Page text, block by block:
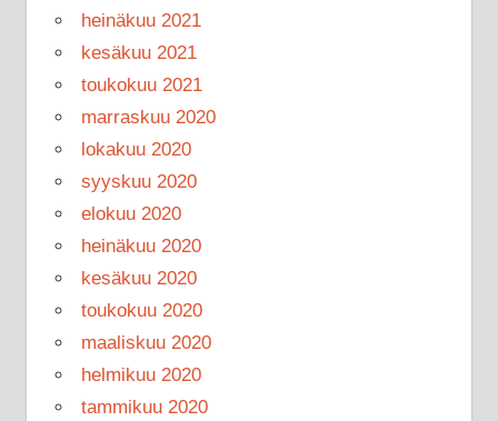
heinäkuu 2021
kesäkuu 2021
toukokuu 2021
marraskuu 2020
lokakuu 2020
syyskuu 2020
elokuu 2020
heinäkuu 2020
kesäkuu 2020
toukokuu 2020
maaliskuu 2020
helmikuu 2020
tammikuu 2020